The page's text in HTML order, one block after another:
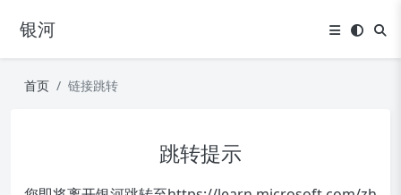
银河
首页 链接跳转
跳转提示